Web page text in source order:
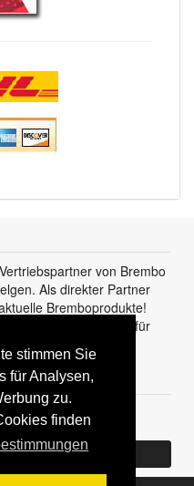
stimmen Sie
für Analysen,
zu.
finden
von Brembo
Als direkter Partner
Bremboprodukte!
Endkunden als auch für
Log In